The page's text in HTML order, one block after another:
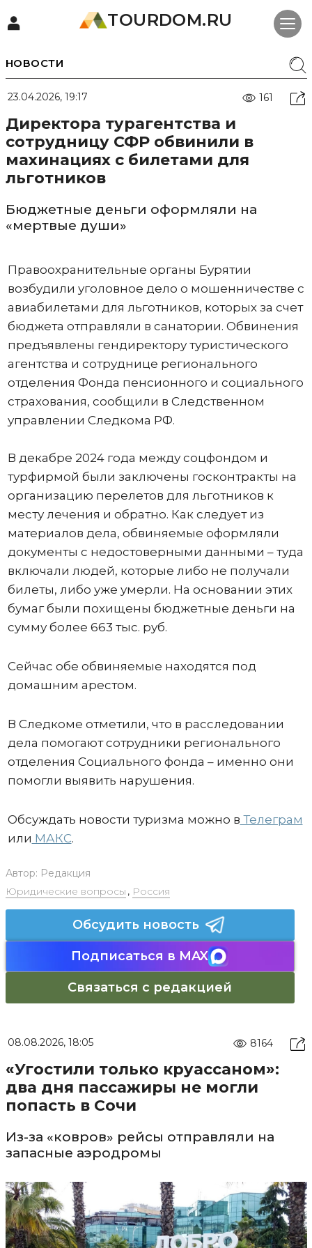
TOURDOM.RU
НОВОСТИ
23.04.2026, 19:17 161
Директора турагентства и
сотрудницу СФР обвинили в
махинациях с билетами для
льготников
Бюджетные деньги оформляли на
«мертвые души»
Правоохранительные органы Бурятии
возбудили уголовное дело о мошенничестве с
авиабилетами для льготников, которых за счет
бюджета отправляли в санатории. Обвинения
предъявлены гендиректору туристического
агентства и сотруднице регионального
отделения Фонда пенсионного и социального
страхования, сообщили в Следственном
управлении Следкома РФ.
В декабре 2024 года между соцфондом и
турфирмой были заключены госконтракты на
организацию перелетов для льготников к
месту лечения и обратно. Как следует из
материалов дела, обвиняемые оформляли
документы с недостоверными данными – туда
включали людей, которые либо не получали
билеты, либо уже умерли. На основании этих
бумаг были похищены бюджетные деньги на
сумму более 663 тыс. руб.
Сейчас обе обвиняемые находятся под
домашним арестом.
В Следкоме отметили, что в расследовании
дела помогают сотрудники регионального
отделения Социального фонда – именно они
помогли выявить нарушения.
Обсуждать новости туризма можно в Телеграм
или МАКС.
Автор: Редакция
Юридические вопросы , Россия
Обсудить новость
Подписаться в MAX
Связаться с редакцией
08.08.2026, 18:05 8164
«Угостили только круассаном»:
два дня пассажиры не могли
попасть в Сочи
Из-за «ковров» рейсы отправляли на
запасные аэродромы